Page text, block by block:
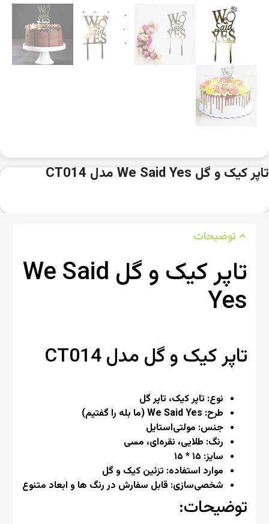
تاپر کیک و گل We Said Yes مدل CT014
توضیحات
تاپر کیک و گل We Said
Yes
تاپر کیک و گل مدل CT014
نوع: تاپر کیک، تاپر گل
طرح: We Said Yes (ما بله را گفتیم)
جنس: مولتی‌استایل
رنگ: طلایی، نقره‌ای، مسی
سایز: ۱۵ * ۱۵
موارد استفاده: تزئین کیک و گل
شخصی‌سازی: قابل سفارش در رنگ ها و ابعاد متنوع
توضیحات: